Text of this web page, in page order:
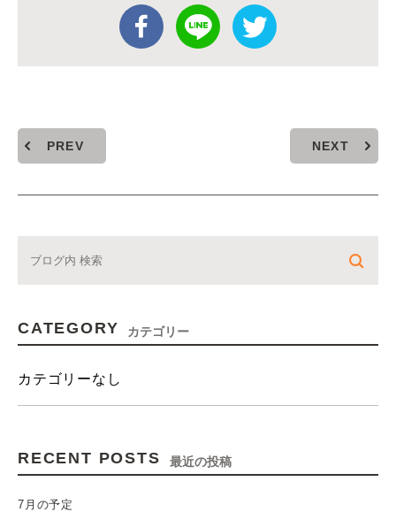
PREV NEXT
CATEGORY カテゴリー
カテゴリーなし
RECENT POSTS 最近の投稿
7月の予定